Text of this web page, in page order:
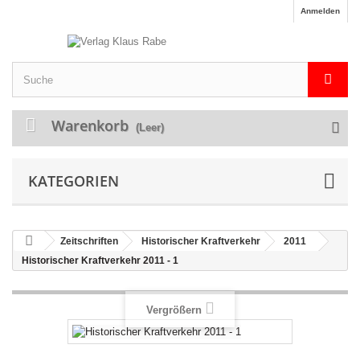
Anmelden
Warenkorb (Leer)
KATEGORIEN
Zeitschriften Historischer Kraftverkehr
2011
Historischer Kraftverkehr 2011 - 1
Vergrößern